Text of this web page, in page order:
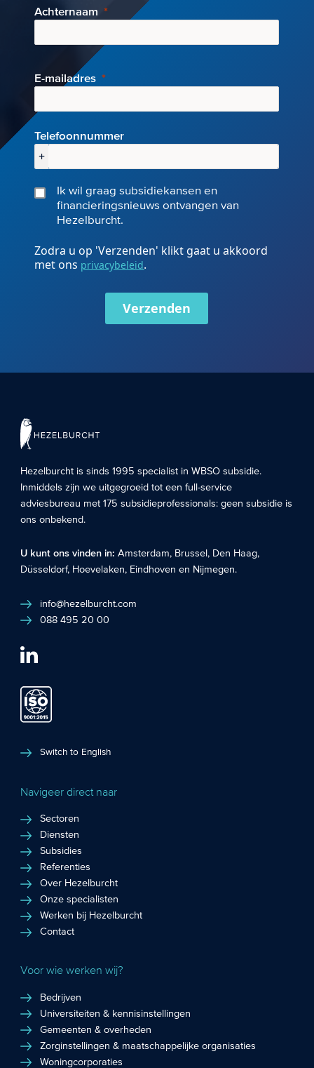
Achternaam
E-mailadres
Telefoonnummer
+
Ik wil graag subsidiekansen en
financieringsnieuws ontvangen van
Hezelburcht.
Zodra u op 'Verzenden' klikt gaat u akkoord
met ons privacybeleid.
Verzenden
Hezelburcht is sinds 1995 specialist inWBSO subsidie.
Inmiddels zijn we uitgegroeid tot een full-service
adviesbureau met 175 subsidieprofessionals: geen subsidie is
ons onbekend.
U kunt ons vinden in:Amsterdam, Brussel, Den Haag,
Düsseldorf, Hoevelaken, Eindhoven en Nijmegen.
info@hezelburcht.com
088 495 20 00
Switch to English
Navigeer direct naar
Sectoren
Diensten
Subsidies
Referenties
Over Hezelburcht
Onze specialisten
Werken bij Hezelburcht
Contact
Voor wie werken wij?
Bedrijven
Universiteiten & kennisinstellingen
Gemeenten & overheden
Zorginstellingen & maatschappelijke organisaties
Woningcorporaties